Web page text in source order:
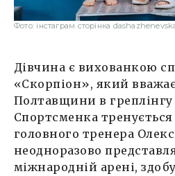
Фото: інстаграм сторінка
Дівчина є вихованкою
«Скорпіон», який
Полтавщини в греплінгу
Спортсменка
головного тренера
неодноразово
міжнародній арені,